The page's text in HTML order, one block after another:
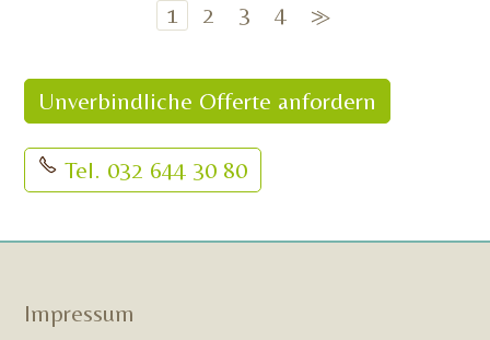
1 2 3 4 >
Unverbindliche Offerte anfordern
Tel. 032 644 30 80
Impressum